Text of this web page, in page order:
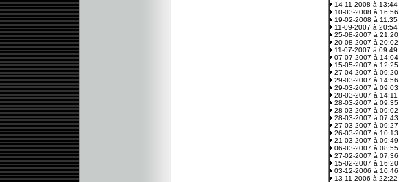
14-11-2008 à 13:44
10-03-2008 à 16:56
19-02-2008 à 11:35
11-09-2007 à 20:54
25-08-2007 à 21:20
20-08-2007 à 20:02
11-07-2007 à 09:49
07-07-2007 à 14:04
15-05-2007 à 12:25
27-04-2007 à 09:20
29-03-2007 à 14:56
29-03-2007 à 09:03
28-03-2007 à 14:11
28-03-2007 à 09:35
28-03-2007 à 09:02
28-03-2007 à 07:43
27-03-2007 à 09:27
26-03-2007 à 10:13
21-03-2007 à 09:49
06-03-2007 à 08:55
27-02-2007 à 07:36
15-02-2007 à 16:20
03-12-2006 à 10:46
13-11-2006 à 22:22